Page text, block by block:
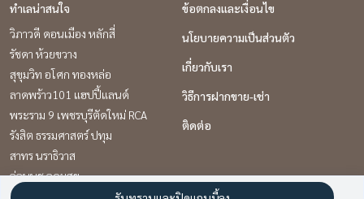
ทำเลน่าสนใจ
วิภาวดี ดอนเมือง หลักสี่
รัชดา ห้วยขวาง
สุขุมวิท อโศก ทองหล่อ
ลาดพร้าว101 แฮปปี้แลนด์
พระราม 9 เพชรบุรีตัดใหม่ RCA
รังสิต ธรรมศาสตร์ ปทุม
สาทร นราธิวาส
อ่อนนุช อุดมสุข
พัทยา บางแสน ชลบุรี สัตหีบ
ข้อตกลงและเงื่อนไข
นโยบายความเป็นส่วนตัว
เกี่ยวกับเรา
วิธีการฝากขาย-เช่า
ติดต่อ